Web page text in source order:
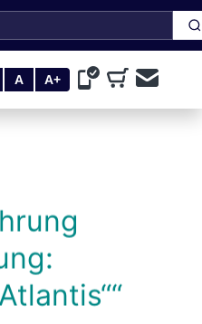
A A+